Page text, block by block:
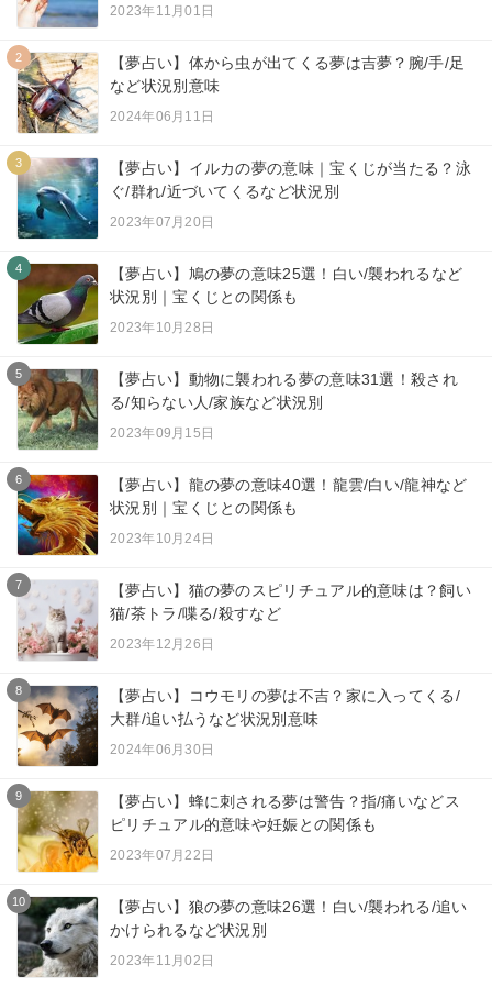
2023年11月01日
2
【夢占い】体から虫が出てくる夢は吉夢？腕/手/足
など状況別意味
2024年06月11日
3
【夢占い】イルカの夢の意味｜宝くじが当たる？泳
ぐ/群れ/近づいてくるなど状況別
2023年07月20日
4
【夢占い】鳩の夢の意味25選！白い/襲われるなど
状況別｜宝くじとの関係も
2023年10月28日
5
【夢占い】動物に襲われる夢の意味31選！殺され
る/知らない人/家族など状況別
2023年09月15日
6
【夢占い】龍の夢の意味40選！龍雲/白い/龍神など
状況別｜宝くじとの関係も
2023年10月24日
7
【夢占い】猫の夢のスピリチュアル的意味は？飼い
猫/茶トラ/喋る/殺すなど
2023年12月26日
8
【夢占い】コウモリの夢は不吉？家に入ってくる/
大群/追い払うなど状況別意味
2024年06月30日
9
【夢占い】蜂に刺される夢は警告？指/痛いなどス
ピリチュアル的意味や妊娠との関係も
2023年07月22日
10
【夢占い】狼の夢の意味26選！白い/襲われる/追い
かけられるなど状況別
2023年11月02日